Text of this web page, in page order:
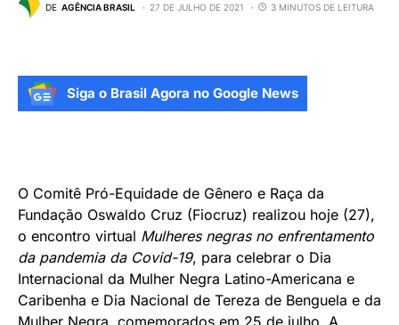
DE AGÊNCIA BRASIL 27 DE JULHO DE 2021 3 MINUTOS DE LEITURA
Siga o Brasil Agora no Google News
O Comitê Pró-Equidade de Gênero e Raça da
Fundação Oswaldo Cruz (Fiocruz) realizou hoje (27),
o encontro virtual Mulheres negras no enfrentamento
da pandemia da Covid-19, para celebrar o Dia
Internacional da Mulher Negra Latino-Americana e
Caribenha e Dia Nacional de Tereza de Benguela e da
Mulher Negra, comemorados em 25 de julho. A